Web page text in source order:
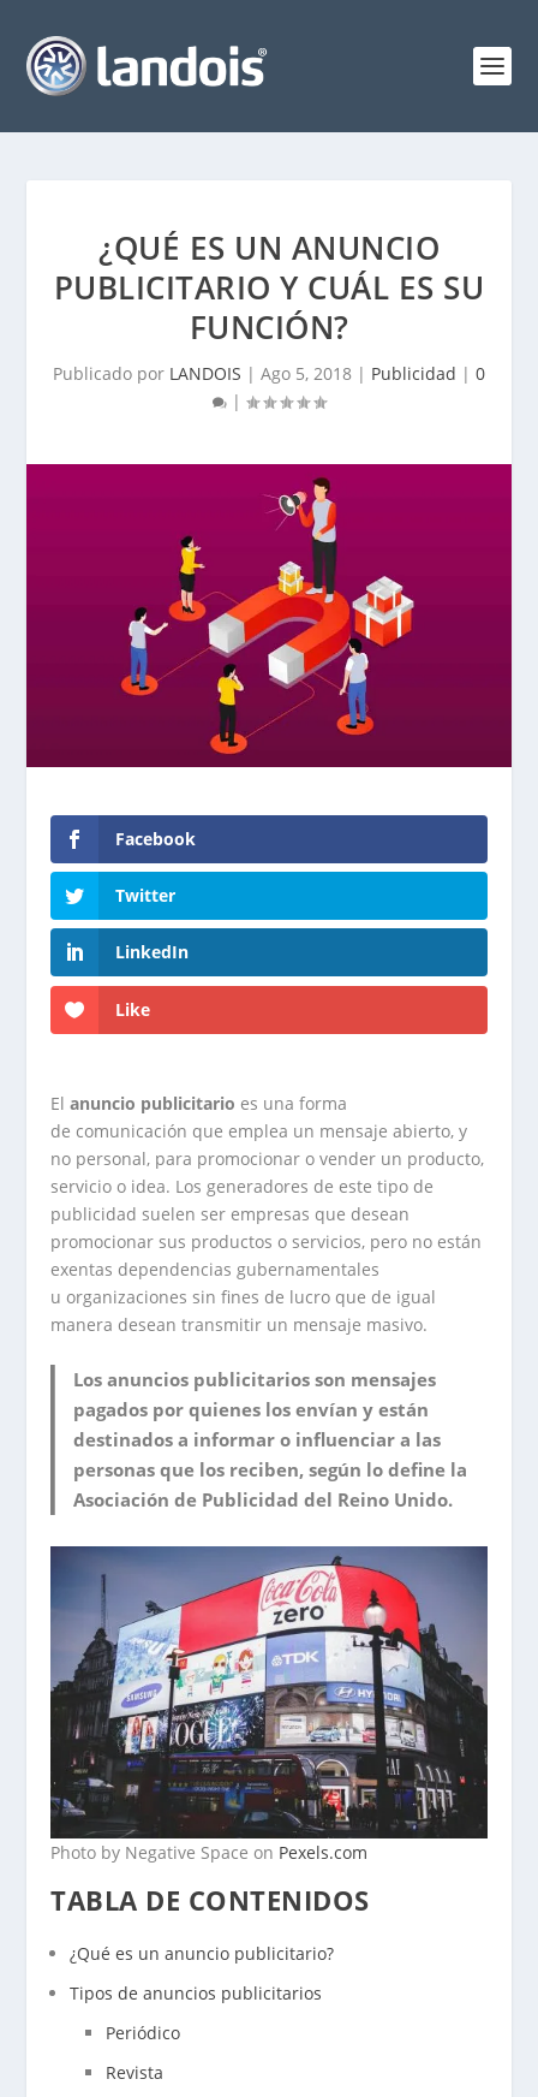
¿QUÉ ES UN ANUNCIO
PUBLICITARIO Y CUÁL ES SU
FUNCIÓN?
Publicado por LANDOIS | Ago 5, 2018 | Publicidad | 0
|
Facebook
Twitter
LinkedIn
Like
Elanuncio publicitario es una forma
de comunicación que emplea un mensaje abierto, y
no personal, para promocionar o vender un producto,
servicio o idea. Los generadores de este tipo de
publicidad suelen ser empresas que desean
promocionar sus productos o servicios, pero no están
exentas dependencias gubernamentales
u organizaciones sin fines de lucro que de igual
manera desean transmitir un mensaje masivo.
Los anuncios publicitarios son mensajes
pagados por quienes los envían y están
destinados a informar o influenciar a las
personas que los reciben, según lo define la
Asociación de Publicidad del Reino Unido.
Photo by Negative Space on Pexels.com
TABLA DE CONTENIDOS
¿Qué es un anuncio publicitario?
Tipos de anuncios publicitarios
Periódico
Revista